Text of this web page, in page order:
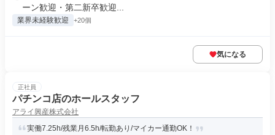
ーン歓迎・第二新卒歓迎...
業界未経験歓迎 +20個
気になる
正社員
パチンコ店のホールスタッフ
アライ興産株式会社
実働7.25h/残業月6.5h/転勤あり/マイカー通勤OK！